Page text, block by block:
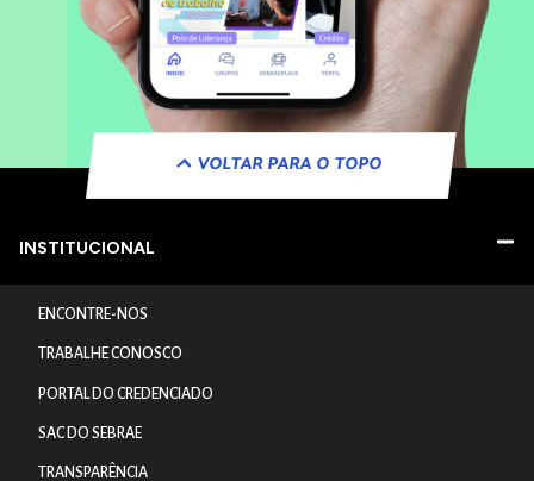
VOLTAR PARA O TOPO
INSTITUCIONAL
ENCONTRE-NOS
TRABALHE CONOSCO
PORTAL DO CREDENCIADO
SAC DO SEBRAE
TRANSPARÊNCIA